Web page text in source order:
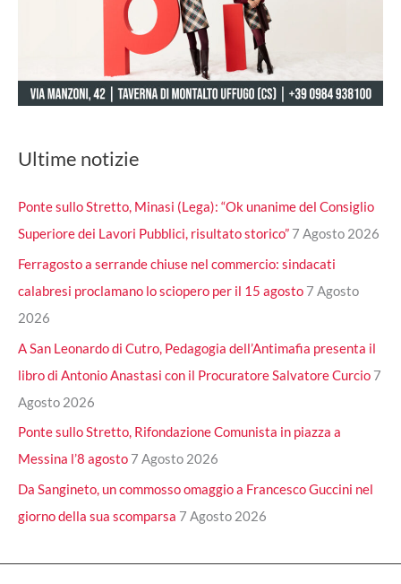
Ultime notizie
Ponte sullo Stretto, Minasi (Lega): “Ok unanime del Consiglio
Superiore dei Lavori Pubblici, risultato storico” 7 Agosto 2026
Ferragosto a serrande chiuse nel commercio: sindacati
calabresi proclamano lo sciopero per il 15 agosto 7 Agosto
2026
A San Leonardo di Cutro, Pedagogia dell’Antimafia presenta il
libro di Antonio Anastasi con il Procuratore Salvatore Curcio 7
Agosto 2026
Ponte sullo Stretto, Rifondazione Comunista in piazza a
Messina l’8 agosto 7 Agosto 2026
Da Sangineto, un commosso omaggio a Francesco Guccini nel
giorno della sua scomparsa 7 Agosto 2026